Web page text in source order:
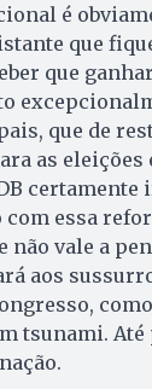
é
que
que
que de
as eleições
certamente
essa
não vale a
aos
tsunami.